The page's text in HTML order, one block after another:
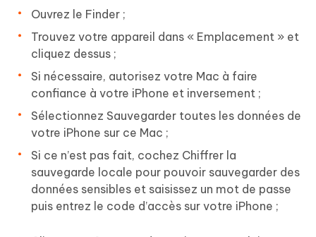
Ouvrez le Finder ;
Trouvez votre appareil dans « Emplacement » et
cliquez dessus ;
Si nécessaire, autorisez votre Mac à faire
confiance à votre iPhone et inversement ;
Sélectionnez Sauvegarder toutes les données de
votre iPhone sur ce Mac ;
Si ce n’est pas fait, cochez Chiffrer la
sauvegarde locale pour pouvoir sauvegarder des
données sensibles et saisissez un mot de passe
puis entrez le code d’accès sur votre iPhone ;